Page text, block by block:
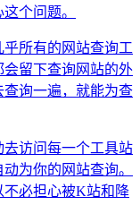
个问题。
所有的网站查询工
留下查询网站的外
询一遍，就能为查
访问每一个工具站
为你的网站查询。
不必担心被K站和降